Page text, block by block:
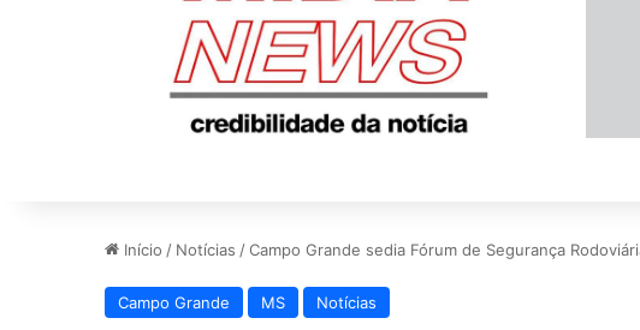
Início / Notícias /Campo Grande sedia Fórum de Segurança
Campo Grande MS Notícias